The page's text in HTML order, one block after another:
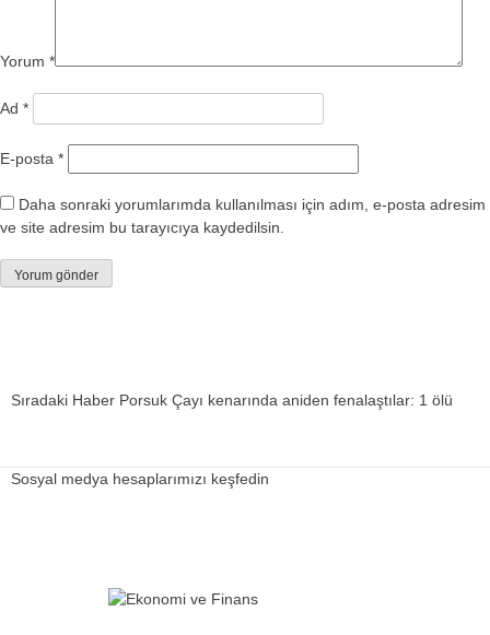
Yorum *
Ad *
E-posta *
Daha sonraki yorumlarımda kullanılması için adım, e-posta adresim
ve site adresim bu tarayıcıya kaydedilsin.
Sıradaki Haber Porsuk Çayı kenarında aniden fenalaştılar: 1 ölü
Sosyal medya hesaplarımızı keşfedin